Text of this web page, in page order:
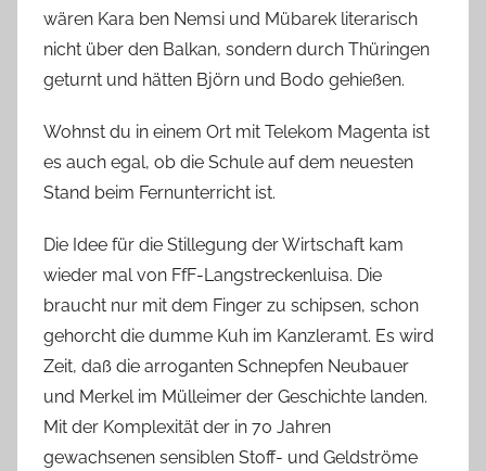
wären Kara ben Nemsi und Mübarek literarisch
nicht über den Balkan, sondern durch Thüringen
geturnt und hätten Björn und Bodo gehießen.
Wohnst du in einem Ort mit Telekom Magenta ist
es auch egal, ob die Schule auf dem neuesten
Stand beim Fernunterricht ist.
Die Idee für die Stillegung der Wirtschaft kam
wieder mal von FfF-Langstreckenluisa. Die
braucht nur mit dem Finger zu schipsen, schon
gehorcht die dumme Kuh im Kanzleramt. Es wird
Zeit, daß die arroganten Schnepfen Neubauer
und Merkel im Mülleimer der Geschichte landen.
Mit der Komplexität der in 70 Jahren
gewachsenen sensiblen Stoff- und Geldströme